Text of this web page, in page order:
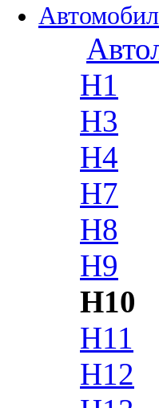
H1
H3
H4
H7
H8
H9
H10
H11
H12